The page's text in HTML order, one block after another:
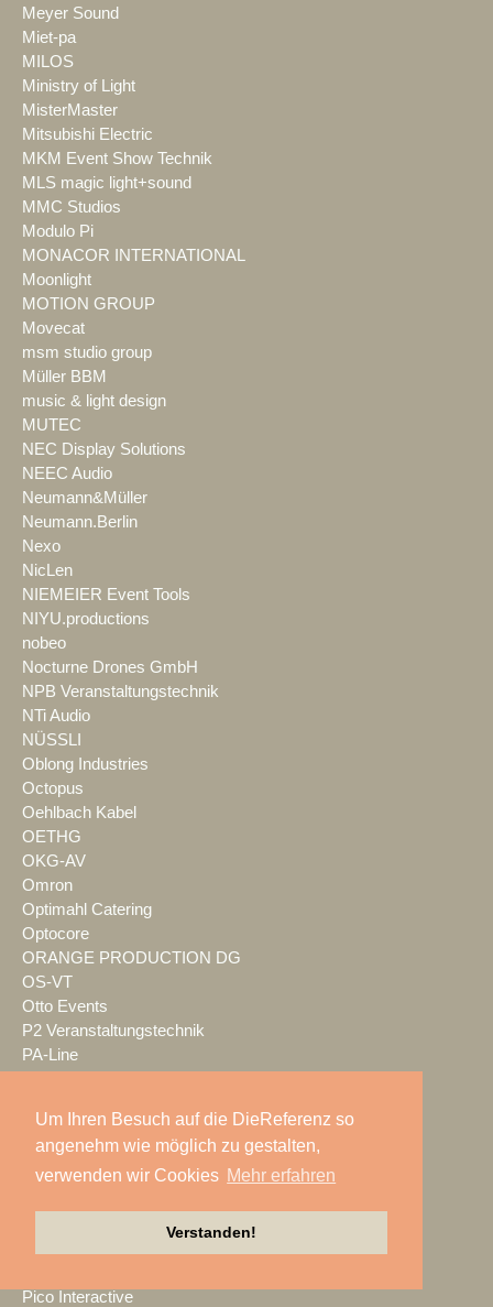
Um Ihren Besuch auf die DieReferenz so
angenehm wie möglich zu gestalten,
verwenden wir Cookies Mehr erfahren
Verstanden!
Meyer Sound
Miet-pa
MILOS
Ministry of Light
MisterMaster
Mitsubishi Electric
MKM Event Show Technik
MLS magic light+sound
MMC Studios
Modulo Pi
MONACOR INTERNATIONAL
Moonlight
MOTION GROUP
Movecat
msm studio group
Müller BBM
music & light design
MUTEC
NEC Display Solutions
NEEC Audio
Neumann&Müller
Neumann.Berlin
Nexo
NicLen
NIEMEIER Event Tools
NIYU.productions
nobeo
Nocturne Drones GmbH
NPB Veranstaltungstechnik
NTi Audio
NÜSSLI
Oblong Industries
Octopus
Oehlbach Kabel
OETHG
OKG-AV
Omron
Optimahl Catering
Optocore
ORANGE PRODUCTION DG
OS-VT
Otto Events
P2 Veranstaltungstechnik
PA-Line
Pan Acoustics
pan-pro
Panasonic
Pico Interactive